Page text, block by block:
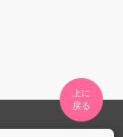
上に